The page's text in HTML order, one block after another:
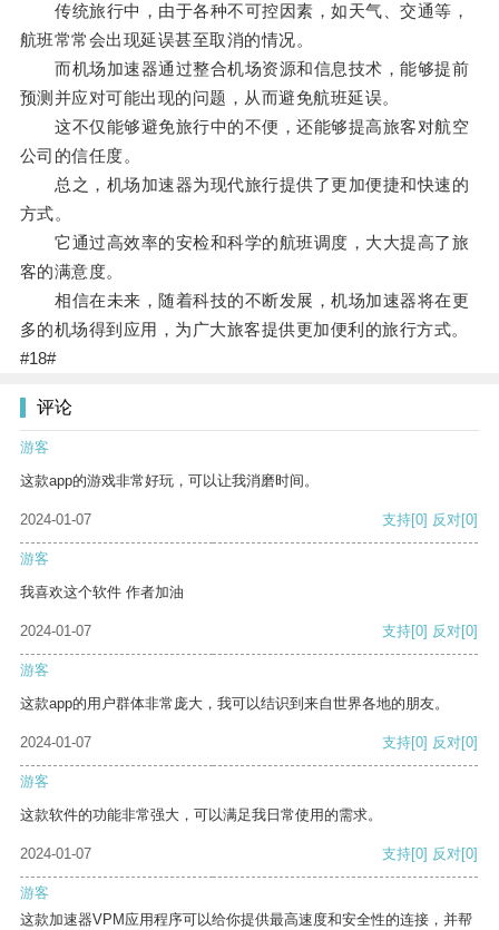
传统旅行中，由于各种不可控因素，如天气、交通等，
航班常常会出现延误甚至取消的情况。
而机场加速器通过整合机场资源和信息技术，能够提前
预测并应对可能出现的问题，从而避免航班延误。
这不仅能够避免旅行中的不便，还能够提高旅客对航空
公司的信任度。
总之，机场加速器为现代旅行提供了更加便捷和快速的
方式。
它通过高效率的安检和科学的航班调度，大大提高了旅
客的满意度。
相信在未来，随着科技的不断发展，机场加速器将在更
多的机场得到应用，为广大旅客提供更加便利的旅行方式。
#18#
评论
游客
这款app的游戏非常好玩，可以让我消磨时间。
2024-01-07 支持[0] 反对[0]
游客
我喜欢这个软件 作者加油
2024-01-07 支持[0] 反对[0]
游客
这款app的用户群体非常庞大，我可以结识到来自世界各地的朋友。
2024-01-07 支持[0] 反对[0]
游客
这款软件的功能非常强大，可以满足我日常使用的需求。
2024-01-07 支持[0] 反对[0]
游客
这款加速器VPM应用程序可以给你提供最高速度和安全性的连接，并帮